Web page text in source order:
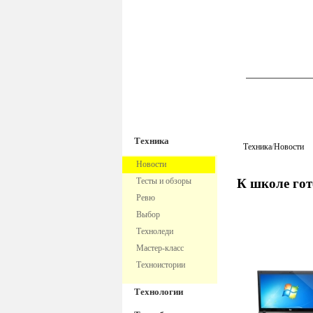
Техника
Новости
Тесты и обзоры
Ревю
Выбор
Техноледи
Мастер-класс
Техноистории
Технологии
Техника/Новости
К школе